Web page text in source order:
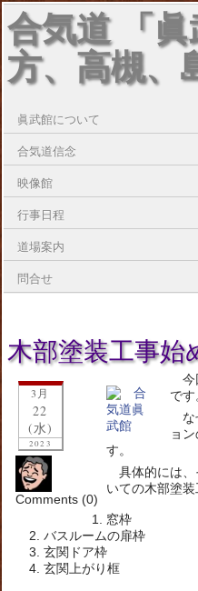
合気道 「
方、高槻、
眞武館について
合気道信念
映像館
行事日程
道場案内
問合せ
木部塗装工事始
3月
22
(水)
2023
Comments (0)
今
です
な
ョ
す。
具体的には
いての木部塗装
窓枠
バスルームの扉枠
玄関ドア枠
玄関上がり框